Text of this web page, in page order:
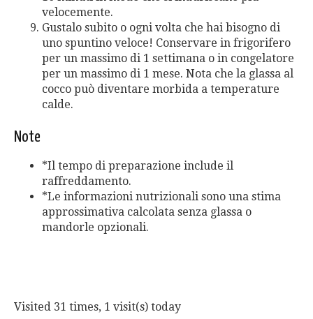
velocemente.
Gustalo subito o ogni volta che hai bisogno di
uno spuntino veloce! Conservare in frigorifero
per un massimo di 1 settimana o in congelatore
per un massimo di 1 mese. Nota che la glassa al
cocco può diventare morbida a temperature
calde.
Note
*Il tempo di preparazione include il
raffreddamento.
*Le informazioni nutrizionali sono una stima
approssimativa calcolata senza glassa o
mandorle opzionali.
Visited 31 times, 1 visit(s) today